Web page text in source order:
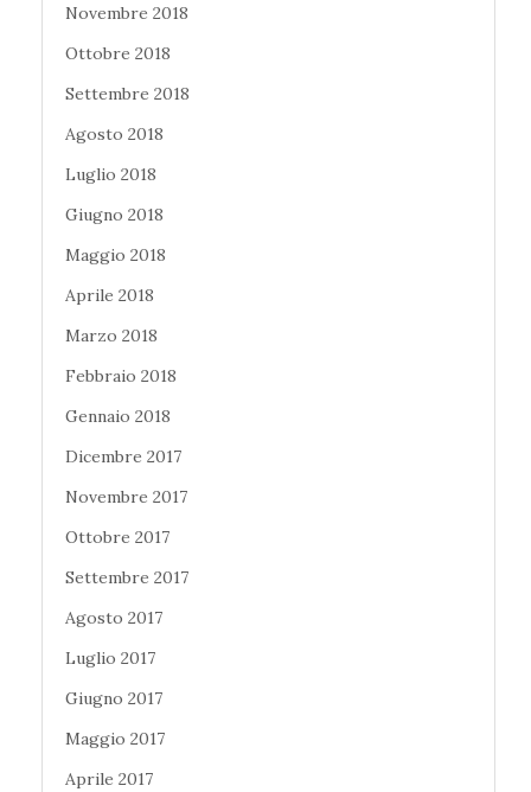
Novembre 2018
Ottobre 2018
Settembre 2018
Agosto 2018
Luglio 2018
Giugno 2018
Maggio 2018
Aprile 2018
Marzo 2018
Febbraio 2018
Gennaio 2018
Dicembre 2017
Novembre 2017
Ottobre 2017
Settembre 2017
Agosto 2017
Luglio 2017
Giugno 2017
Maggio 2017
Aprile 2017